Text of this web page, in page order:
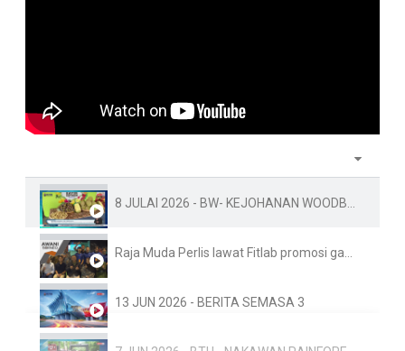
13 JUN 2026 - BERITA SEMASA 3